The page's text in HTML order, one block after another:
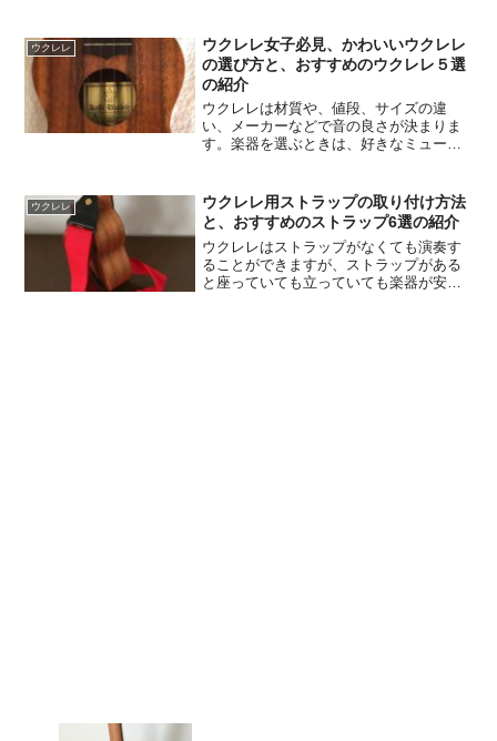
に簡単で弾きやすいです。手の小さい方
や女性、お子さんにも弾きやすく、ご年
配の方の趣味にも最適です。
プを使うとマイクで音を拾うよりもきれ
いに音が拾えてハウリングも起こりにく
くなります。 この記事ではエレキウクレ
レの特徴や、選ぶポイント、おすすめの
楽器を紹介したいと思います。
ウクレレ
ウクレレ女子必見、かわいいウクレレ
の選び方と、おすすめのウクレレ５選
の紹介
ウクレレは材質や、値段、サイズの違
い、メーカーなどで音の良さが決まりま
す。楽器を選ぶときは、好きなミュージ
ウクレレ
ウクレレ用ストラップの取り付け方法
と、おすすめのストラップ6選の紹介
ウクレレはストラップがなくても演奏す
ることができますが、ストラップがある
と座っていても立っていても楽器が安定